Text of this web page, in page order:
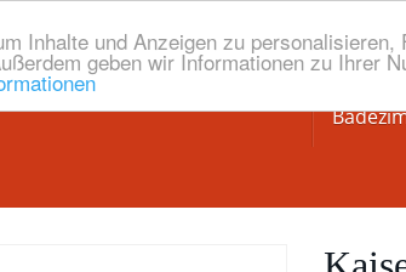
Inhalte und Anzeigen zu
geben wir Informationen zu Ihrer